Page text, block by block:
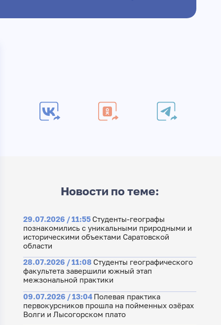
Новости по теме:
29.07.2026 / 11:55 Студенты-географы
познакомились с уникальными природными и
историческими объектами Саратовской
области
28.07.2026 / 11:08 Студенты географического
факультета завершили южный этап
межзональной практики
09.07.2026 / 13:04 Полевая практика
первокурсников прошла на пойменных озёрах
Волги и Лысогорском плато